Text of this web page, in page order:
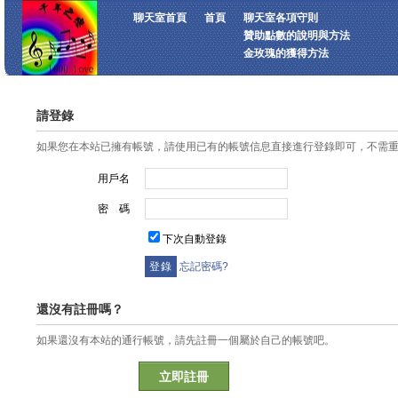
聊天室首頁 首頁
聊天室各項守則
贊助點數的說明與方法
金玫瑰的獲得方法
請登錄
如果您在本站已擁有帳號，請使用已有的帳號信息直接進行登錄即可，不需
用戶名
密 碼
下次自動登錄
忘記密碼?
還沒有註冊嗎？
如果還沒有本站的通行帳號，請先註冊一個屬於自己的帳號吧。
立即註冊